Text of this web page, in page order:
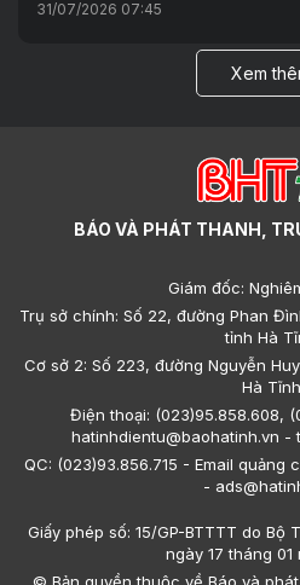
31/07/2026 07:45
Xem
BÁO VÀ PHÁT THANH,
Giám đốc:
Trụ sở chính: Số 22, đường Phan
tỉnh Hà
Cơ sở 2: Số 223, đường Nguyễn
Hà Tĩnh
Điện thoại: (023)95.858.608,
hatinhdientu@baohatinh.vn -
QC: (023)93.856.715 - Email quảng
-
Giấy phép số: 15/GP-BTTTT do Bộ
ngày 17 tháng 01